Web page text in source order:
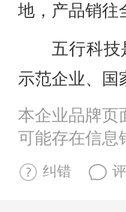
地，产品销往
五行科技
示范企业、国
本企业品牌页
可能存在信息
纠错